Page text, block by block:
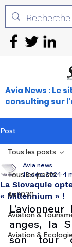
Avia News : Le
consulting sur
Post
Tous les posts
Air2030
Aviation &
Aviation &
Tous les posts
La Slovaquie
« Millennium » !
Avia news
12 déc. 2024 4
anges,
la
son tour